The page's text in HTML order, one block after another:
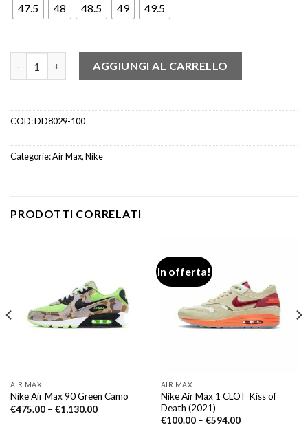
47.5
48 48.5 49 49.5
AGGIUNGI AL CARRELLO
COD:DD8029-100
Categorie:Air Max,Nike
PRODOTTI CORRELATI
AIR MAX
Nike Air Max 90 Green Camo
€475.00– €1,130.00
In offerta!
AIR MAX
Nike Air Max 1 CLOT Kiss of
Death (2021)
€100.00– €594.00